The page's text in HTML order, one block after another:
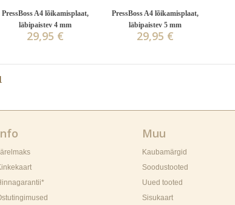
PressBoss A4 lõikamisplaat,
läbipaistev 4 mm
29,95 €
PressBoss A4 lõikamisplaat,
läbipaistev 5 mm
29,95 €
Muu
Kaubamärgid
Soodustooted
Uued tooted
Sisukaart